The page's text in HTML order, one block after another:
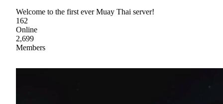
Welcome to the first ever Muay Thai server!
162
Online
2,699
Members